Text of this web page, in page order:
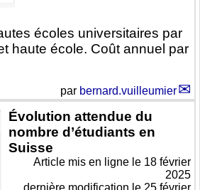
écoles universitaires par
haute école. Coût annuel par
par bernard.vuilleumier
Évolution attendue du
nombre d’étudiants en
Suisse
Article mis en ligne le 18 février
2025